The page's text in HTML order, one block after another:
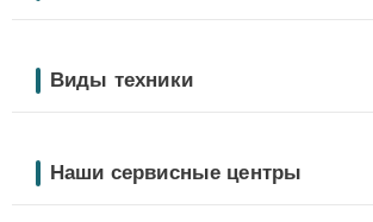
Виды техники
Наши сервисные центры